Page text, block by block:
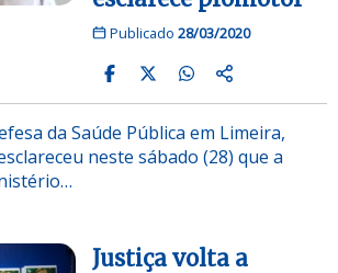
Publicado 28/03/2020
da Saúde Pública em Limeira,
neste sábado (28) que a
Justiça volta a